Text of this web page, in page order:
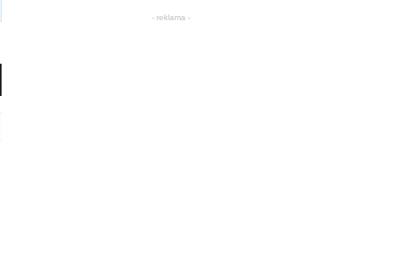
- reklama -